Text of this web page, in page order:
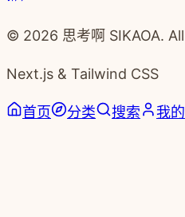
© 2026 思考啊 SIKAOA.
Next.js & Tailwind CSS
首页 分类 搜索 我的